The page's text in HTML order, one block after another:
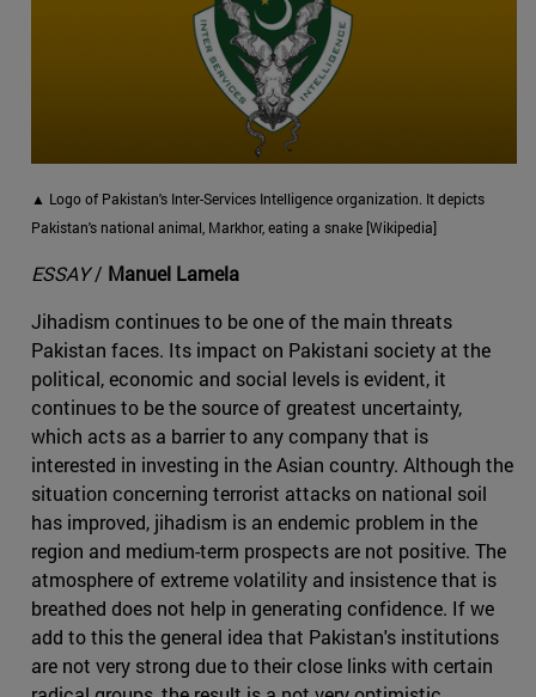
▲ Logo of Pakistan's Inter-Services Intelligence organization. It depicts
Pakistan's national animal, Markhor, eating a snake [Wikipedia]
ESSAY/ Manuel Lamela
Jihadism continues to be one of the main threats
Pakistan faces. Its impact on Pakistani society at the
political, economic and social levels is evident, it
continues to be the source of greatest uncertainty,
which acts as a barrier to any company that is
interested in investing in the Asian country. Although the
situation concerning terrorist attacks on national soil
has improved, jihadism is an endemic problem in the
region and medium-term prospects are not positive. The
atmosphere of extreme volatility and insistence that is
breathed does not help in generating confidence. If we
add to this the general idea that Pakistan's institutions
are not very strong due to their close links with certain